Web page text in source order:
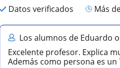
Datos verificados
más
Los alumnos de Eduardo
Excelente profesor. Explica
Además como persona es